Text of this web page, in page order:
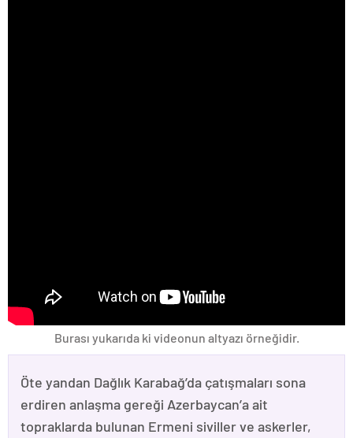
Burası yukarıda ki videonun altyazı örneğidir.
Öte yandan Dağlık Karabağ’da çatışmaları sona
erdiren anlaşma gereği Azerbaycan’a ait
topraklarda bulunan Ermeni siviller ve askerler,